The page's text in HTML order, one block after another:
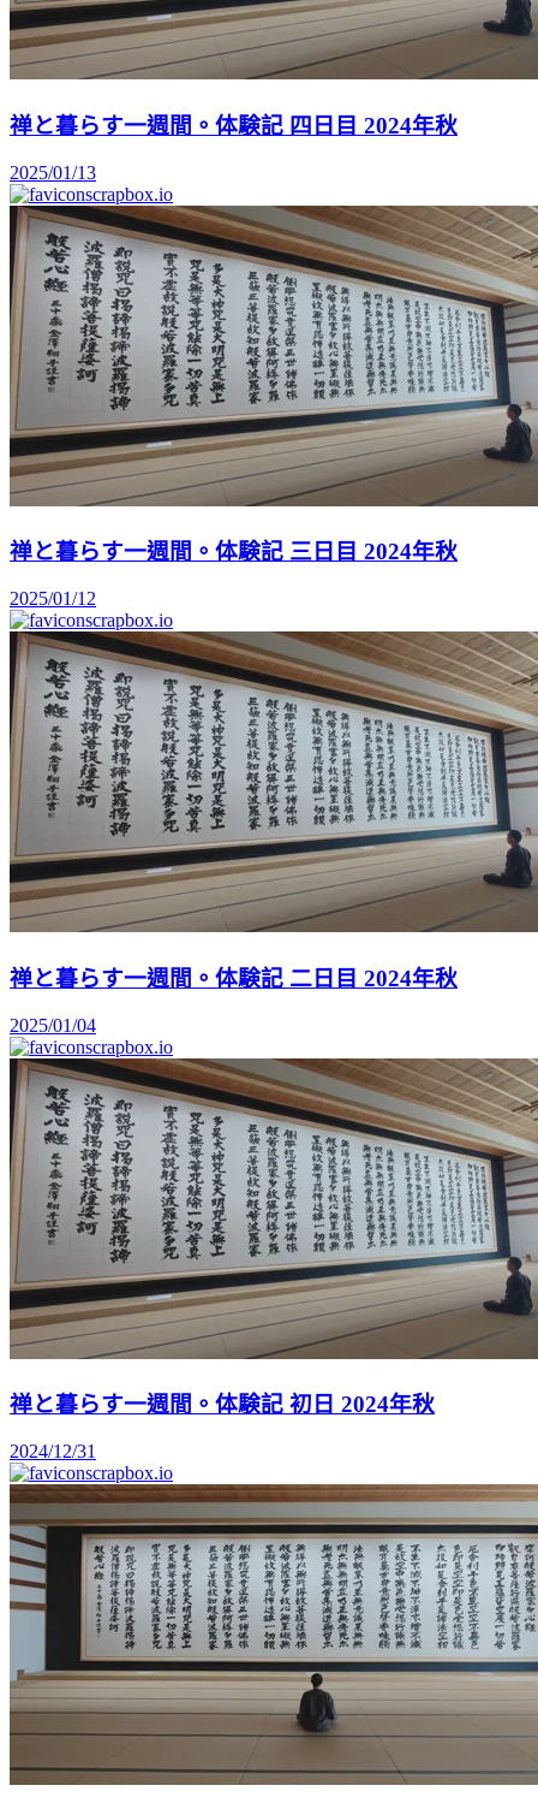
禅と暮らす一週間。体験記 四日目 2024年秋
2025/01/13
scrapbox.io
禅と暮らす一週間。体験記 三日目 2024年秋
2025/01/12
scrapbox.io
禅と暮らす一週間。体験記 二日目 2024年秋
2025/01/04
scrapbox.io
禅と暮らす一週間。体験記 初日 2024年秋
2024/12/31
scrapbox.io